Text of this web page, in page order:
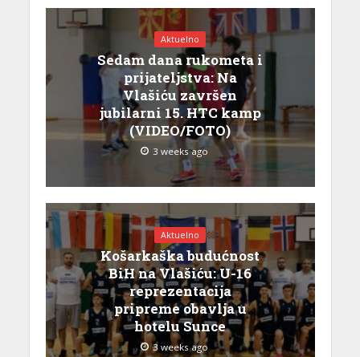
Aktuelno
Sedam dana rukometa i
prijateljstva: Na
Vlašiću završen
jubilarni 15. HTC kamp
(VIDEO/FOTO)
3 weeks ago
Aktuelno
Košarkaška budućnost
BiH na Vlašiću: U-16
reprezentacija
pripreme obavlja u
hotelu Sunce
3 weeks ago